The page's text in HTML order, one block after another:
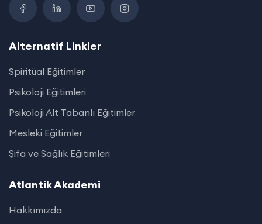
Alternatif Linkler
Spiritüal Eğitimler
Psikoloji Eğitimleri
Psikoloji Alt Tabanlı Eğitimler
Mesleki Eğitimler
Şifa ve Sağlık Eğitimleri
Atlantik Akademi
Hakkımızda